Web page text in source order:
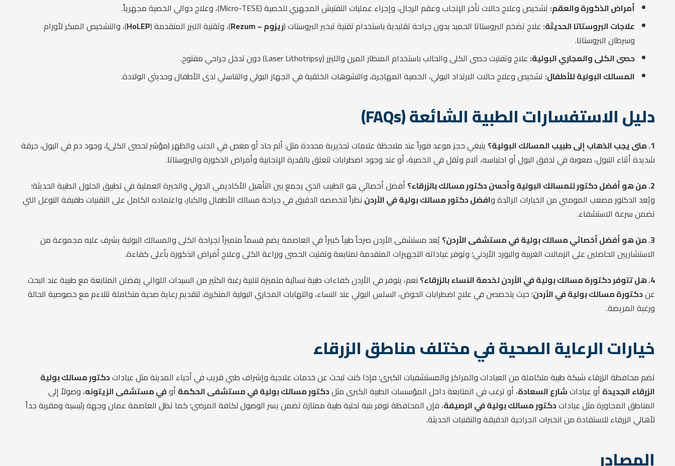
أمراض الذكورة والعقم: تشخيص وعلاج حالات تأخر الإنجاب وعقم الرجال، وإجراء عمليات التفتيش المجهري للخصية (Micro-TESE)، وعلاج دوالي الخصية مجهرياً.
علاجات البروستاتا الحديثة: علاج تضخم البروستاتا الحميد بدون جراحة تقليدية باستخدام تقنية تبخير البروستات (ريزوم – Rezum )، وتقنية الليزر المتقدمة (HoLEP)، والتشخيص المبكر لأورام
وسرطان البروستاتا.
حصى الكلى والمجاري البولية: علاج وتفتيت حصى الكلى والحالب باستخدام المنظار المرن والليزر (Laser Lithotripsy) دون تدخل جراحي مفتوح.
المسالك البولية للأطفال: تشخيص وعلاج حالات الارتداد البولي، الخصية المهاجرة، والتشوهات الخلقية في الجهاز البولي والتناسلي لدى الأطفال وحديثي الولادة.
دليل الاستفسارات الطبية الشائعة (FAQs)
1. متى يجب الذهاب إلى طبيب المسالك البولية؟
ينبغي حجز موعد فوراً عند ملاحظة علامات تحذيرية محددة مثل: ألم حاد أو مغص في الجنب والظهر (مؤشر لحصى الكلى)، وجود دم في البول، حرقة
شديدة أثناء التبول، صعوبة في تدفق البول أو احتباسه، آلام وثقل في الخصية، أو عند وجود اضطرابات تتعلق بالقدرة الإنجابية وأمراض الذكورة والبروستاتا.
2. من هو أفضل دكتور للمسالك البولية وأحسن دكتور مسالك بالزرقاء؟
أفضل أخصائي هو الطبيب الذي يجمع بين التأهيل الأكاديمي الدولي والخبرة العملية في تطبيق الحلول الطبية الحديثة؛
ويُعد الدكتور مصعب المومني من الخيارات الرائدة وافضل دكتور مسالك بولية في الأردن نظراً لتخصصه الدقيق في جراحة مسالك الأطفال والكبار، واعتماده الكامل على التقنيات طفيفة التوغل التي
تضمن سرعة الاستشفاء.
3. من هو أفضل أخصائي مسالك بولية في مستشفى الأردن؟
يُعد مستشفى الأردن صرحاً طبياً كبيراً في العاصمة يضم قسماً متميزاً لجراحة الكلى والمسالك البولية يشرف عليه مجموعة من
الاستشاريين الحاصلين على الزمالات الغربية والبورد الأردني؛ وتوفر عياداته التجهيزات المتقدمة لمتابعة وتفتيت الحصى وزراعة الكلى وعلاج أمراض الذكورة بأعلى كفاءة.
4. هل تتوفر دكتورة مسالك بولية في الأردن لخدمة النساء بالزرقاء؟
نعم، يتوفر في الأردن كفاءات طبية نسائية متميزة لتلبية رغبة الكثير من السيدات اللواتي يفضلن المتابعة مع طبيبة عند البحث
عندكتورة مسالك بولية في الأردن؛ حيث يتخصصن في علاج اضطرابات الحوض، السلس البولي عند النساء، والتهابات المجاري البولية المتكررة، لتقديم رعاية صحية متكاملة تتلاءم مع خصوصية الحالة
ورغبة المريضة.
خيارات الرعاية الصحية في مختلف مناطق الزرقاء
تضم محافظة الزرقاء شبكة طبية متكاملة من العيادات والمراكز والمستشفيات الكبرى؛ فإذا كنت تبحث عن خدمات علاجية وإشراف طبي قريب في أحياء المدينة مثل عياداتدكتور مسالك بولية
الزرقاء الجديدة أو عياداتشارع السعادة، أو ترغب في المتابعة داخل المؤسسات الطبية الكبرى مثلدكتور مسالك بولية في مستشفى الحكمة أوفي مستشفى الزيتونه، وصولاً إلى
المناطق المجاورة مثل عياداتدكتور مسالك بولية في الرصيفة، فإن المحافظة توفر بنية تحتية طبية ممتازة تضمن يسر الوصول لكافة المرضى؛ كما تظل العاصمة عمان وجهة رئيسية ومقربة جداً
لأهالي الزرقاء للاستفادة من الخبرات الجراحية الدقيقة والتقنيات الحديثة.
المصادر